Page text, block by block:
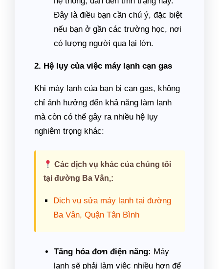
Đây là điều bạn cần chú ý, đặc biệt
nếu bạn ở gần các trường học, nơi
có lượng người qua lại lớn.
2. Hệ lụy của việc máy lạnh cạn gas
Khi máy lạnh của bạn bị cạn gas, không
chỉ ảnh hưởng đến khả năng làm lạnh
mà còn có thể gây ra nhiều hệ lụy
nghiêm trọng khác:
Các dịch vụ khác của chúng tôi
tại đường Ba Vân,:
Dịch vụ sửa máy lạnh tại đường
Ba Vân, Quận Tân Bình
Tăng hóa đơn điện năng: Máy
lạnh sẽ phải làm việc nhiều hơn để